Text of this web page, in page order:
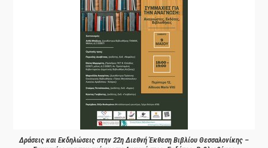
Δράσεις και Εκδηλώσεις στην 22η Διεθνή Έκθεση Βιβλίου Θεσσαλονίκης –